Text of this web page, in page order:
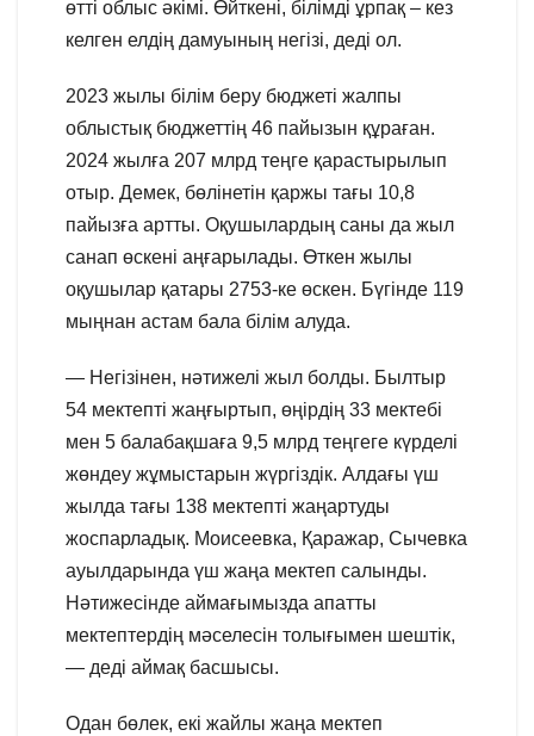
өтті облыс әкімі. Өйткені, білімді ұрпақ – кез
келген елдің дамуының негізі, деді ол.
2023 жылы білім беру бюджеті жалпы
облыстық бюджеттің 46 пайызын құраған.
2024 жылға 207 млрд теңге қарастырылып
отыр. Демек, бөлінетін қаржы тағы 10,8
пайызға артты. Оқушылардың саны да жыл
санап өскені аңғарылады. Өткен жылы
оқушылар қатары 2753-ке өскен. Бүгінде 119
мыңнан астам бала білім алуда.
— Негізінен, нәтижелі жыл болды. Былтыр
54 мектепті жаңғыртып, өңірдің 33 мектебі
мен 5 балабақшаға 9,5 млрд теңгеге күрделі
жөндеу жұмыстарын жүргіздік. Алдағы үш
жылда тағы 138 мектепті жаңартуды
жоспарладық. Моисеевка, Қаражар, Сычевка
ауылдарында үш жаңа мектеп салынды.
Нәтижесінде аймағымызда апатты
мектептердің мәселесін толығымен шештік,
— деді аймақ басшысы.
Одан бөлек, екі жайлы жаңа мектеп